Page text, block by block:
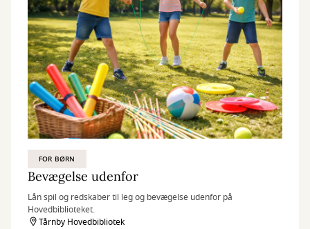
FOR BØRN
Bevægelse udenfor
Lån spil og redskaber til leg og bevægelse udenfor på
Hovedbiblioteket.
Tårnby Hovedbibliotek